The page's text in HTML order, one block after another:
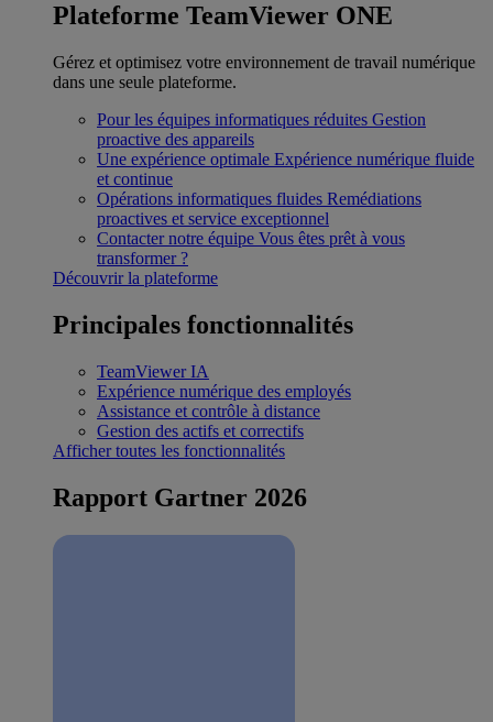
Plateforme TeamViewer ONE
Gérez et optimisez votre environnement de travail numérique
dans une seule plateforme.
Pour les équipes informatiques réduites Gestion
proactive des appareils
Une expérience optimale Expérience numérique fluide
et continue
Opérations informatiques fluides Remédiations
proactives et service exceptionnel
Contacter notre équipe Vous êtes prêt à vous
transformer ?
Découvrir la plateforme
Principales fonctionnalités
TeamViewer IA
Expérience numérique des employés
Assistance et contrôle à distance
Gestion des actifs et correctifs
Afficher toutes les fonctionnalités
Rapport Gartner 2026